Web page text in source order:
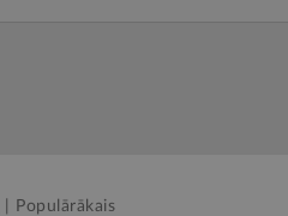
Populārākais